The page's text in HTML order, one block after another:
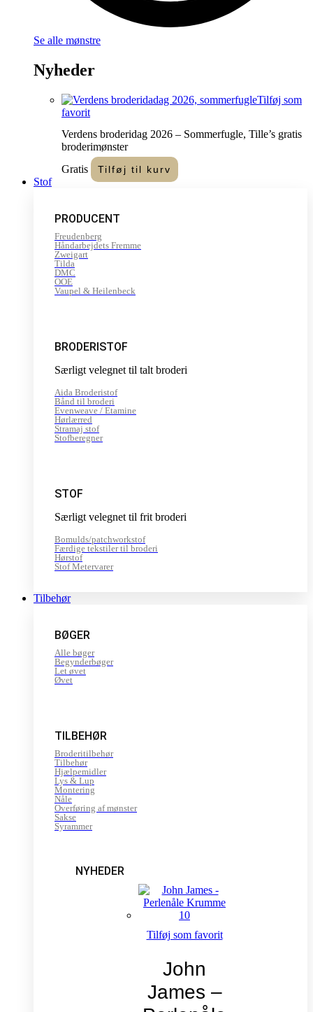
Se alle mønstre
Nyheder
Tilføj som
favorit
Verdens broderidag 2026 – Sommerfugle, Tille’s gratis
broderimønster
Gratis
Tilføj til kurv
Stof
PRODUCENT
Freudenberg
Håndarbejdets Fremme
Zweigart
Tilda
DMC
OOE
Vaupel & Heilenbeck
BRODERISTOF
Særligt velegnet til talt broderi
Aida Broderistof
Bånd til broderi
Evenweave / Etamine
Hørlærred
Stramaj stof
Stofberegner
STOF
Særligt velegnet til frit broderi
Bomulds/patchworkstof
Færdige tekstiler til broderi
Hørstof
Stof Metervarer
Tilbehør
BØGER
Alle bøger
Begynderbøger
Let øvet
Øvet
TILBEHØR
Broderitilbehør
Tilbehør
Hjælpemidler
Lys & Lup
Montering
Nåle
Overføring af mønster
Sakse
Syrammer
NYHEDER
Tilføj som favorit
John
James –